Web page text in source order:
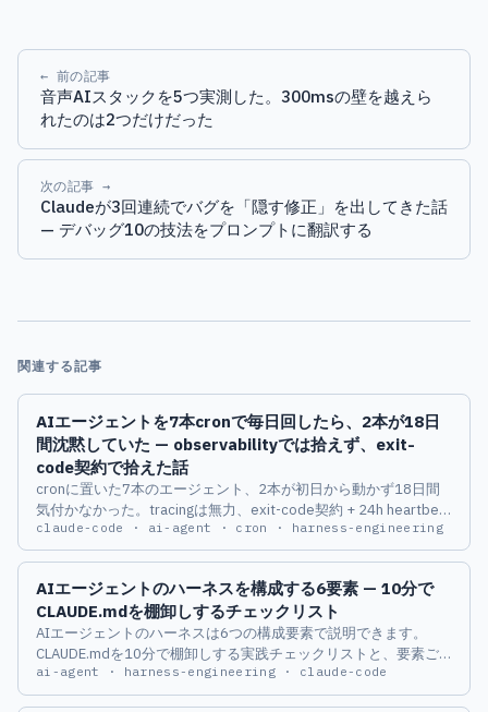
← 前の記事
音声AIスタックを5つ実測した。300msの壁を越えら
れたのは2つだけだった
次の記事 →
Claudeが3回連続でバグを「隠す修正」を出してきた話
— デバッグ10の技法をプロンプトに翻訳する
関連する記事
AIエージェントを7本cronで毎日回したら、2本が18日
間沈黙していた — observabilityでは拾えず、exit-
code契約で拾えた話
cronに置いた7本のエージェント、2本が初日から動かず18日間
気付かなかった。tracingは無力、exit-code契約 + 24h heartbeat
でようやく拾えた実測ログ。
claude-code · ai-agent · cron · harness-engineering
AIエージェントのハーネスを構成する6要素 — 10分で
CLAUDE.mdを棚卸しするチェックリスト
AIエージェントのハーネスは6つの構成要素で説明できます。
CLAUDE.mdを10分で棚卸しする実践チェックリストと、要素ご
との落とし穴を私の3ヶ月運用ログから解説します。
ai-agent · harness-engineering · claude-code